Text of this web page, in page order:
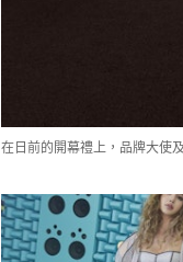
在日前的開幕禮上，品牌大使